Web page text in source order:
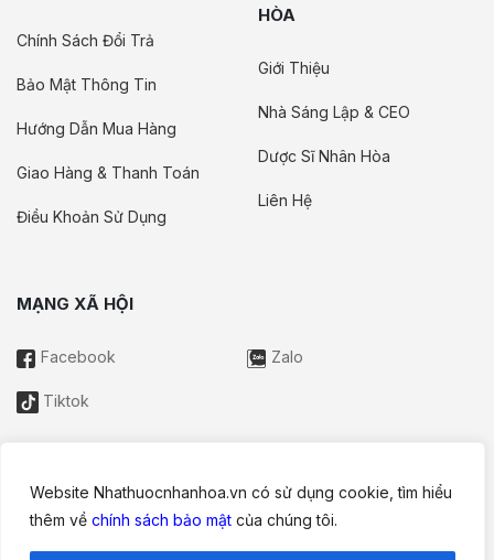
Website Nhathuocnhanhoa.vn có sử dụng cookie, tìm hiểu
thêm về chính sách bảo mật của chúng tôi.
Chính Sách Đổi Trả
Bảo Mật Thông Tin
Hướng Dẫn Mua Hàng
Giao Hàng & Thanh Toán
Điều Khoản Sử Dụng
HÒA
Giới Thiệu
Nhà Sáng Lập & CEO
Dược Sĩ Nhân Hòa
Liên Hệ
MẠNG XÃ HỘI
Facebook Zalo
Tiktok
Thông tin trên website này chỉ mang tính chất nội bộ tham khảo;